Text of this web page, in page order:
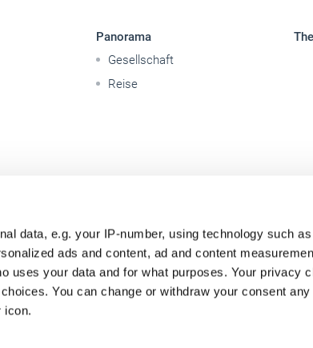
data, e.g. your IP-number, using technology such
ads and content, ad and content
uses your data and for what purposes. Your privacy
You can change or withdraw your consent
icon.
Panorama
Gesellschaft
Reise